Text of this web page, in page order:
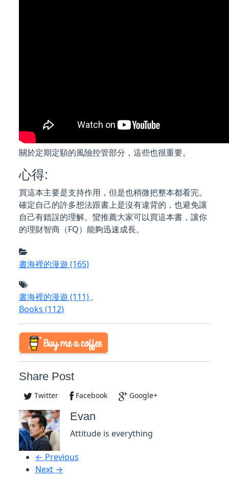
關於定期定額的風險控管部分，這些也很重要。
心得:
買這本主要是支持作用，但是也稍微把整本都看完。
確定自己的許多想法跟書上是沒有違背的，也避免讓
自己有錯誤的理解。蠻推薦大家可以買這本書，讓你
的理財智商（FQ）能夠迅速成長。
書海裡的漫遊 (165)
書海裡的漫遊 (111),
Books (112)
Share Post
Twitter Facebook Google+
Evan
Attitude is everything
← Previous
Next →